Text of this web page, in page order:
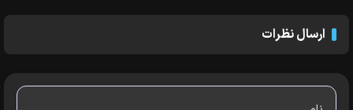
ارسال نظرات